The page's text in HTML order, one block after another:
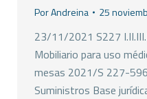
PorAndreina 25
23/11/2021 S227
Mobiliario para uso
mesas 2021/S 227-
Suministros Base